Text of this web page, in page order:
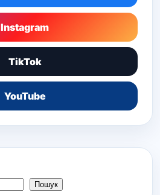
Instagram
TikTok
YouTube
Пошук